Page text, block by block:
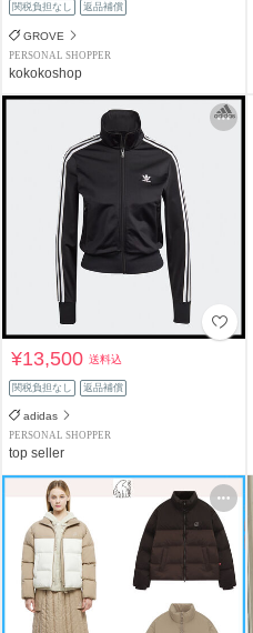
関税負担なし 返品補償
GROVE
PERSONAL SHOPPER
kokokoshop
¥13,500送料込
関税負担なし 返品補償
adidas
PERSONAL SHOPPER
top seller